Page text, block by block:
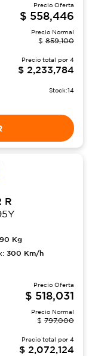
Precio Oferta
$ 558,446
Precio Normal
$ 859,100
Precio total por 4
$ 2,233,784
Stock:14
R
Kg
300 Km/h
Precio Oferta
$ 518,031
Precio Normal
$ 797,000
Precio total por 4
$ 2,072,124